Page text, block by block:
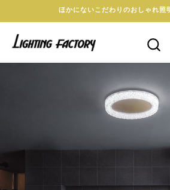
ほかにないこだわりのおしゃれ照